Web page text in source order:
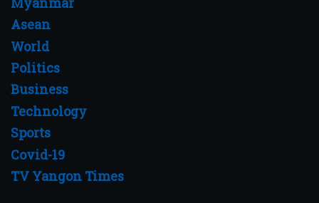
Asean
World
Politics
Business
Technology
Sports
Covid-19
TV Yangon Times